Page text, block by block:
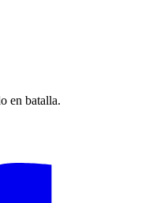
en batalla.